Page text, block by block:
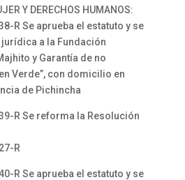
Y DERECHOS HUMANOS:
R Se aprueba el estatuto y se
a la Fundación
y Garantía de no
Verde”, con domicilio en
de Pichincha
R Se reforma la Resolución
R
R Se aprueba el estatuto y se